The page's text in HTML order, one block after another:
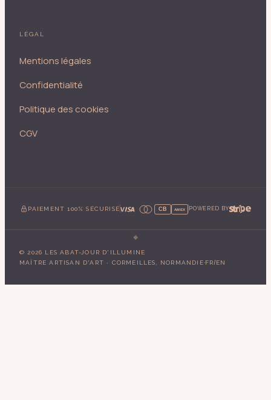
LÉGAL
Mentions légales
Confidentialité
Politique des cookies
CGV
PAIEMENT 100% SÉCURISÉ CB AMEX POWERED BY
© 2026 LES ABAT-JOUR D'ILLUMINE
MAÎTRE ARTISAN D'ART · CORMEILLES, NORMANDIE·FR/EN